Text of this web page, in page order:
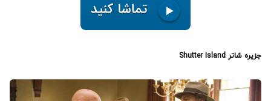
جزیره شاتر Shutter Island